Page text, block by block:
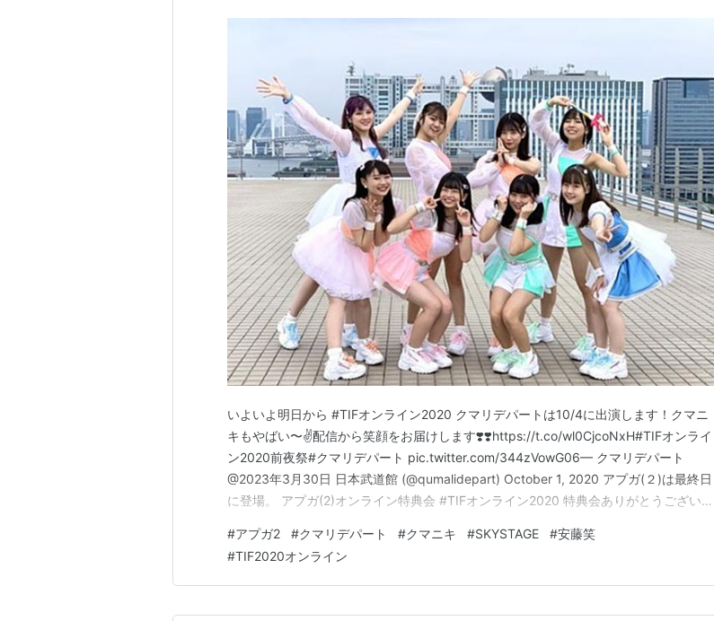
いよいよ明日から #TIFオンライン2020 クマリデパートは10/4に出演します！クマニ
キもやばい〜✌️配信から笑顔をお届けします❣️❣️https://t.co/wl0CjcoNxH#TIFオンライ
ン2020前夜祭#クマリデパート pic.twitter.com/344zVowG06— クマリデパート
@2023年3月30日 日本武道館 (@qumalidepart) October 1, 2020 アプガ(２)は最終日
に登場。 アプガ(2)オンライン特典会 #TIFオンライン2020 特典会ありがとうございま
#アプガ2 #クマリデパート #クマニキ #SKYSTAGE #安藤笑
#TIF2020オンライン